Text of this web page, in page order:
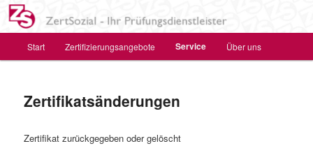
Zum
primären
Inhalt
springenZertSozial GmbH – Ihr
Das Zertifizierungs- und Prüfungsinstitut für
Soziales, Gesundheit und Bildung
Hauptmenü
Start Zertifizierungsangebote Service Über uns
Zertifikatsänderungen
Zertifikat zurückgegeben oder gelöscht